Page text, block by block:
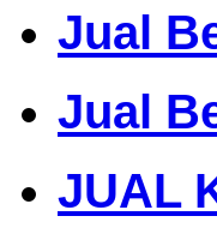
Jual
Jual
JUAL